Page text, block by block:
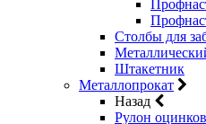
Столбы для
Штакетник
Металлопрокат
Назад
Рулон